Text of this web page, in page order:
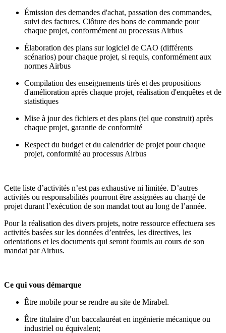
Émission des demandes d'achat, passation des commandes,
suivi des factures. Clôture des bons de commande pour
chaque projet, conformément au processus Airbus
Élaboration des plans sur logiciel de CAO (différents
scénarios) pour chaque projet, si requis, conformément aux
normes Airbus
Compilation des enseignements tirés et des propositions
d'amélioration après chaque projet, réalisation d'enquêtes et de
statistiques
Mise à jour des fichiers et des plans (tel que construit) après
chaque projet, garantie de conformité
Respect du budget et du calendrier de projet pour chaque
projet, conformité au processus Airbus
Cette liste d’activités n’est pas exhaustive ni limitée. D’autres
activités ou responsabilités pourront être assignées au chargé de
projet durant l’exécution de son mandat tout au long de l’année.
Pour la réalisation des divers projets, notre ressource effectuera ses
activités basées sur les données d’entrées, les directives, les
orientations et les documents qui seront fournis au cours de son
mandat par Airbus.
Ce qui vous démarque
Être mobile pour se rendre au site de Mirabel.
Être titulaire d’un baccalauréat en ingénierie mécanique ou
industriel ou équivalent;